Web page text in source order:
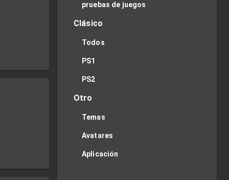
pruebas de juegos
Clásico
Todos
PS1
PS2
Otro
Temas
Avatares
Aplicación